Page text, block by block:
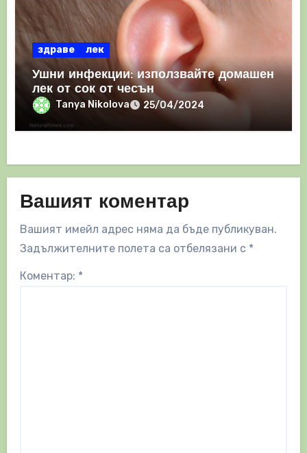
здраве лек
Ушни инфекции: използвайте домашен
лек от сок от чесън
Tanya Nikolova 25/04/2024
Вашият коментар
Вашият имейл адрес няма да бъде публикуван.
Задължителните полета са отбелязани с *
Коментар: *